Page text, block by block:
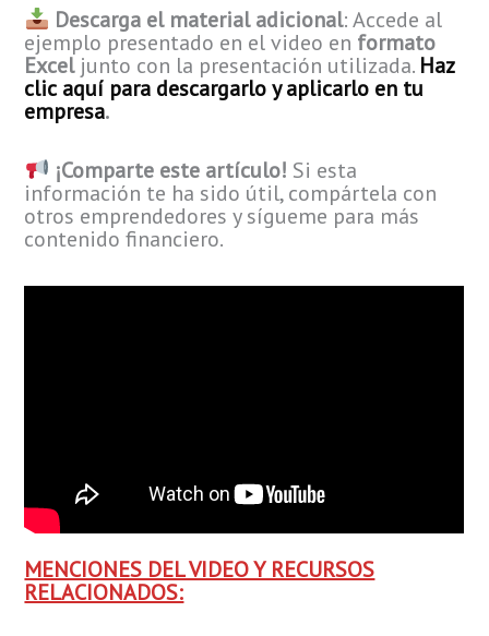
Descarga el material adicional: Accede al
ejemplo presentado en el video en formato
Exceljunto con la presentación utilizada. Haz
clic aquí para descargarlo y aplicarlo en tu
empresa.
¡Comparte este artículo! Si esta
información te ha sido útil, compártela con
otros emprendedores y sígueme para más
contenido financiero.
MENCIONES DEL VIDEO Y RECURSOS
RELACIONADOS: